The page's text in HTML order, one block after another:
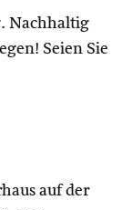
Nachhaltig
Seien Sie
auf der